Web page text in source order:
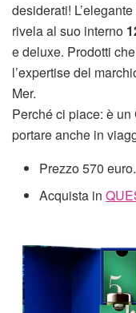
desiderati!
rivela al suo interno
e deluxe. Prodotti
l’expertise del
Mer.
Perché ci piace: è
portare anche in
Prezzo 570 euro.
Acquista in